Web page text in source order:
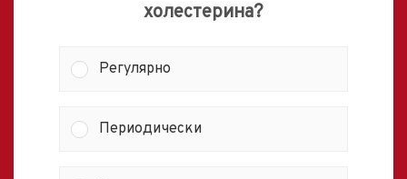
холестерина?
Регулярно
Периодически